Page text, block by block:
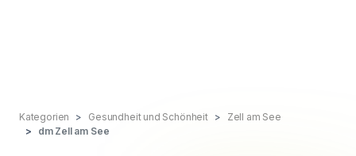
Kategorien Gesundheit und Schönheit
Zell am See
dm Zell am See